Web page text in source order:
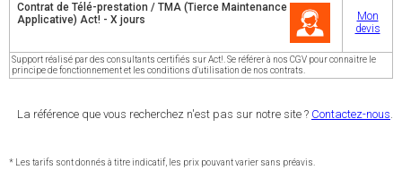
Contrat de Télé-prestation / TMA (Tierce Maintenance
Applicative) Act! - X jours
Mon
devis
Support réalisé par des consultants certifiés sur Act!. Se référer à nos CGV pour connaitre le
principe de fonctionnement et les conditions d'utilisation de nos contrats.
La référence que vous recherchez n'est pas sur notre site ? Contactez-nous.
* Les tarifs sont donnés à titre indicatif, les prix pouvant varier sans préavis.